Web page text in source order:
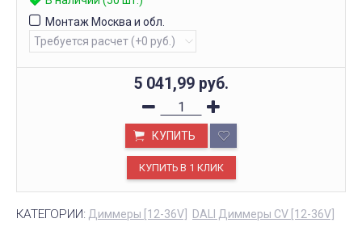
Монтаж Москва и обл.
5 041,99 руб.
КУПИТЬ
КАТЕГОРИИ: Диммеры [12-36V] DALI Диммеры CV [12-36V]